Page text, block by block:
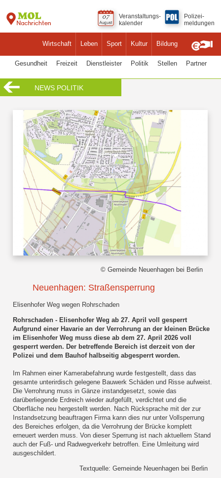
Wirtschaft Leben Sport Kultur Bildung
Veranstaltungs-
kalender
Polizei-
meldungen
Gesundheit Freizeit Dienstleister Politik Stellen Partner
NEWS POLITIK
© Gemeinde Neuenhagen bei Berlin
Neuenhagen: Straßensperrung
Elisenhofer Weg wegen Rohrschaden
Rohrschaden - Elisenhofer Weg ab 27. April voll gesperrt
Aufgrund einer Havarie an der Verrohrung an der kleinen Brücke
im Elisenhofer Weg muss diese ab dem 27. April 2026 voll
gesperrt werden. Der betreffende Bereich ist derzeit von der
Polizei und dem Bauhof halbseitig abgesperrt worden.
Im Rahmen einer Kamerabefahrung wurde festgestellt, dass das
gesamte unterirdisch gelegene Bauwerk Schäden und Risse aufweist.
Die Verrohrung muss in Gänze instandgesetzt, sowie das
darüberliegende Erdreich wieder aufgefüllt, verdichtet und die
Oberfläche neu hergestellt werden. Nach Rücksprache mit der zur
Instandsetzung beauftragen Firma kann dies nur unter Vollsperrung
des Bereiches erfolgen, da die Verrohrung der Brücke komplett
erneuert werden muss. Von dieser Sperrung ist nach aktuellem Stand
auch der Fuß- und Radwegverkehr betroffen. Eine Umleitung wird
ausgeschildert.
Textquelle: Gemeinde Neuenhagen bei Berlin